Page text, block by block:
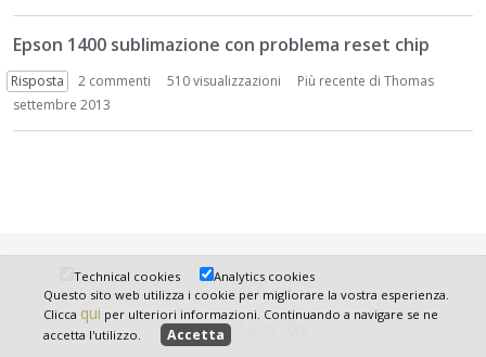
Technical cookies
Analytics cookies
Questo sito web utilizza i cookie per migliorare la vostra esperienza.
Clicca qui per ulteriori informazioni. Continuando a navigare se ne
accetta l'utilizzo.
Epson 1400 sublimazione con problema reset chip
Risposta 2 commenti 510 visualizzazioni Più recente di Thomas
settembre 2013
About Us
Privacy